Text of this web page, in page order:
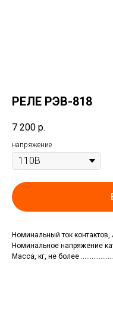
РЕЛЕ РЭВ-818
7 200 р.
напряжение
Номинальный ток
Номинальное напряжение
Масса, кг, не более